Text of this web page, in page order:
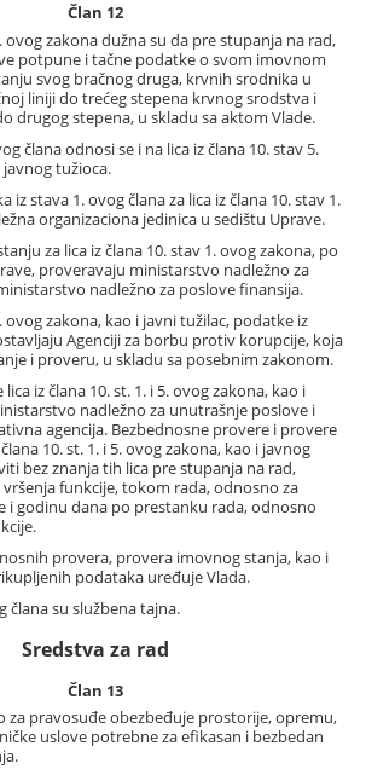
Član 12
ovog zakona dužna su da pre stupanja na rad,
potpune i tačne podatke o svom imovnom
svog bračnog druga, krvnih srodnika u
liniji do trećeg stepena krvnog srodstva i
drugog stepena, u skladu sa aktom Vlade.
člana odnosi se i na lica iz člana 10. stav 5.
tužioca.
iz stava 1. ovog člana za lica iz člana 10. stav 1.
organizaciona jedinica u sedištu Uprave.
za lica iz člana 10. stav 1. ovog zakona, po
proveravaju ministarstvo nadležno za
nadležno za poslove finansija.
ovog zakona, kao i javni tužilac, podatke iz
Agenciji za borbu protiv korupcije, koja
i proveru, u skladu sa posebnim zakonom.
iz člana 10. st. 1. i 5. ovog zakona, kao i
nadležno za unutrašnje poslove i
agencija. Bezbednosne provere i provere
10. st. 1. i 5. ovog zakona, kao i javnog
bez znanja tih lica pre stupanja na rad,
funkcije, tokom rada, odnosno za
i godinu dana po prestanku rada, odnosno
provera, provera imovnog stanja, kao i
podataka uređuje Vlada.
člana su službena tajna.
Sredstva za rad
Član 13
za pravosuđe obezbeđuje prostorije, opremu,
uslove potrebne za efikasan i bezbedan